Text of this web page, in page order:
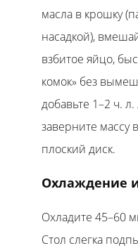
масла в крошку
насадкой),
взбитое яйцо,
комок» без
добавьте 1–2 ч.
заверните массу
плоский диск.
Охлаждение
Охладите 45–60
Стол слегка